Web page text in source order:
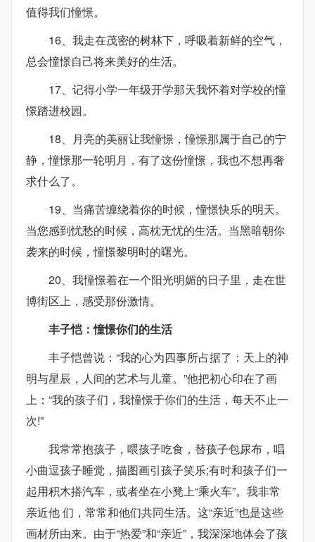
值得我们憧憬。
16、我走在茂密的树林下，呼吸着新鲜的空气，
总会憧憬自己将来美好的生活。
17、记得小学一年级开学那天我怀着对学校的憧
憬踏进校园。
18、月亮的美丽让我憧憬，憧憬那属于自己的宁
静，憧憬那一轮明月，有了这份憧憬，我也不想再奢
求什么了。
19、当痛苦缠绕着你的时候，憧憬快乐的明天。
当您感到忧愁的时候，高枕无忧的生活。当黑暗朝你
袭来的时候，憧憬黎明时的曙光。
20、我憧憬着在一个阳光明媚的日子里，走在世
博街区上，感受那份激情。
丰子恺：憧憬你们的生活
丰子恺曾说：“我的心为四事所占据了：天上的神
明与星辰，人间的艺术与儿童。”他把初心印在了画
上：“我的孩子们，我憧憬于你们的生活，每天不止一
次!”
我常常抱孩子，喂孩子吃食，替孩子包尿布，唱
小曲逗孩子睡觉，描图画引孩子笑乐;有时和孩子们一
起用积木搭汽车，或者坐在小凳上“乘火车”。我非常
亲近他 们，常常和他们共同生活。这“亲近”也是这些
画材所由来。由于“热爱”和“亲近”，我深深地体会了孩